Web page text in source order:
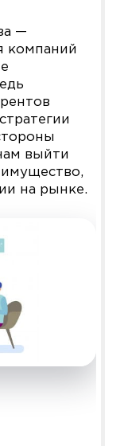
—
компаний
выйти
на рынке.